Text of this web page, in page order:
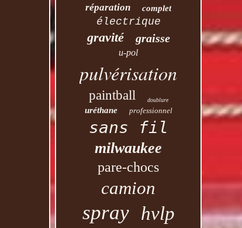
réparation complet
électrique
gravité graisse
u-pol
pulvérisation
paintball doublure
uréthane professionnel
sans fil
milwaukee
pare-chocs
camion
spray hvlp